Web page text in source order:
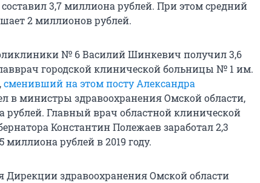
3,7 миллиона рублей. При этом средний
2 миллионов рублей.
№ 6 Василий Шинкевич получил 3,6
городской клинической больницы № 1 им.
сменивший на этом посту Александра
в министры здравоохранения Омской области,
рублей. Главный врач областной клинической
Константин Полежаев заработал 2,3
рублей в 2019 году.
Дирекции здравоохранения Омской области